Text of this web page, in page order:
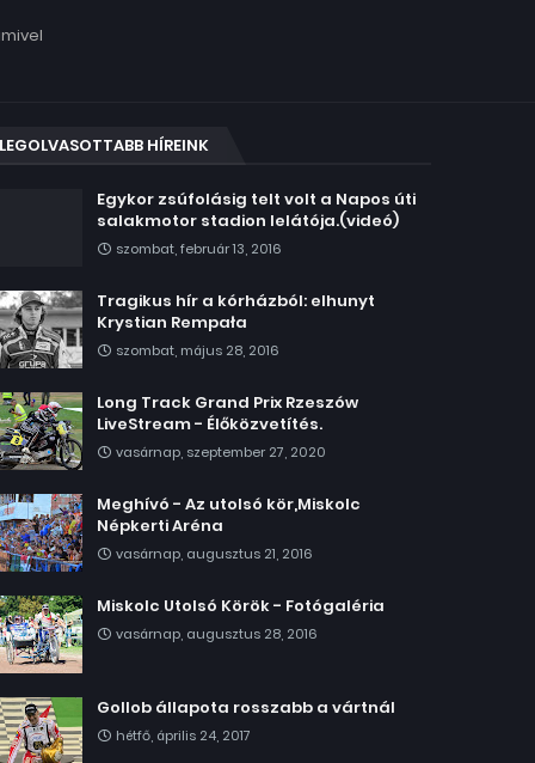
LEGOLVASOTTABB HÍREINK
Egykor zsúfolásig telt volt a Napos úti
salakmotor stadion lelátója.(videó)
szombat, február 13, 2016
Tragikus hír a kórházból: elhunyt
Krystian Rempała
szombat, május 28, 2016
Long Track Grand Prix Rzeszów
LiveStream - Élőközvetítés.
vasárnap, szeptember 27, 2020
Meghívó - Az utolsó kör,Miskolc
Népkerti Aréna
vasárnap, augusztus 21, 2016
Miskolc Utolsó Körök - Fotógaléria
vasárnap, augusztus 28, 2016
Gollob állapota rosszabb a vártnál
hétfő, április 24, 2017